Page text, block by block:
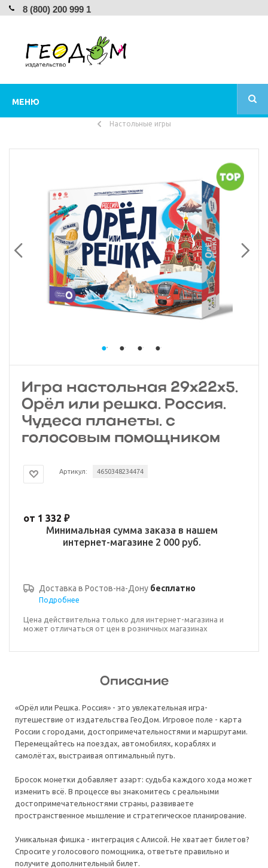
8 (800) 200 999 1
МЕНЮ
Настольные игры
Игра настольная 29х22х5.
Орёл или решка. Россия.
Чудеса планеты. с
голосовым помощником
Артикул: 4650348234474
от 1 332 ₽
Минимальная сумма заказа в нашем
интернет-магазине 2 000 руб.
Доставка в Ростов-на-Дону бесплатно
Подробнее
Цена действительна только для интернет-магазина и
может отличаться от цен в розничных магазинах
Описание
«Орёл или Решка. Россия» - это увлекательная игра-
путешествие от издательства ГеоДом. Игровое поле - карта
России с городами, достопримечательностями и маршрутами.
Перемещайтесь на поездах, автомобилях, кораблях и
самолётах, выстраивая оптимальный путь.
Бросок монетки добавляет азарт: судьба каждого хода может
изменить всё. В процессе вы знакомитесь с реальными
достопримечательностями страны, развиваете
пространственное мышление и стратегическое планирование.
Уникальная фишка - интеграция с Алисой. Не хватает билетов?
Спросите у голосового помощника, ответьте правильно и
получите дополнительный билет.